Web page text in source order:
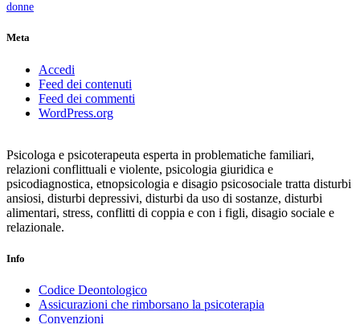
donne
Meta
Accedi
Feed dei contenuti
Feed dei commenti
WordPress.org
Psicologa e psicoterapeuta esperta in problematiche familiari,
relazioni conflittuali e violente, psicologia giuridica e
psicodiagnostica, etnopsicologia e disagio psicosociale tratta disturbi
ansiosi, disturbi depressivi, disturbi da uso di sostanze, disturbi
alimentari, stress, conflitti di coppia e con i figli, disagio sociale e
relazionale.
Info
Codice Deontologico
Assicurazioni che rimborsano la psicoterapia
Convenzioni